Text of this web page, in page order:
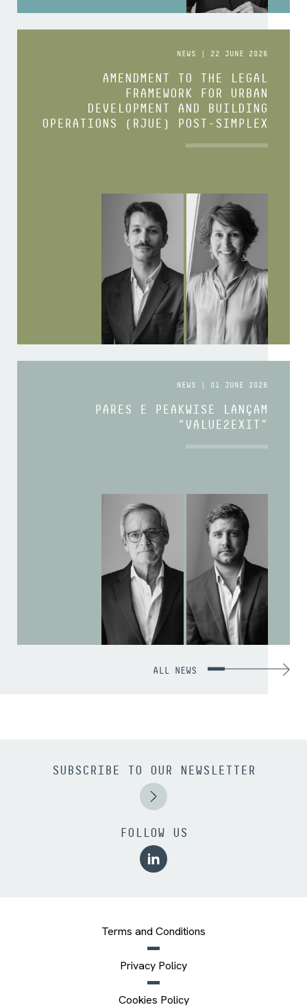
NEWS | 22 JUNE 2026
AMENDMENT TO THE LEGAL
FRAMEWORK FOR URBAN
DEVELOPMENT AND BUILDING
OPERATIONS (RJUE) POST-SIMPLEX
NEWS | 01 JUNE 2026
PARES E PEAKWISE LANÇAM
“VALUE2EXIT”
ALL NEWS
SUBSCRIBE TO OUR NEWSLETTER
FOLLOW US
Terms and Conditions
Privacy Policy
Cookies Policy